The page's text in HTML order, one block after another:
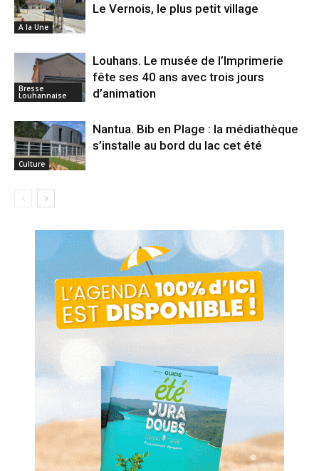
A la Une
Le Vernois, le plus petit village
Bresse
Louhannaise
Louhans. Le musée de l’Imprimerie
fête ses 40 ans avec trois jours
d’animation
Culture
Nantua. Bib en Plage : la médiathèque
s’installe au bord du lac cet été